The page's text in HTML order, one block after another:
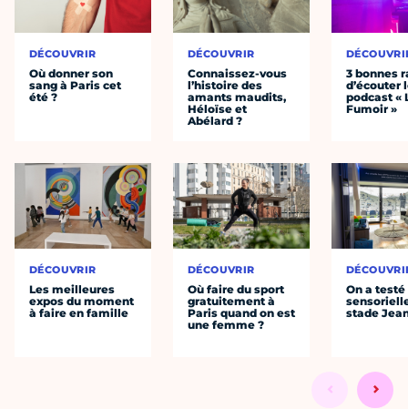
DÉCOUVRIR
Où donner son
sang à Paris cet
été ?
DÉCOUVRIR
Les meilleures
expos du moment
à faire en famille
DÉCOUVRIR
Connaissez-vous
l’histoire des
amants maudits,
Héloïse et
Abélard ?
DÉCOUVRIR
Où faire du sport
gratuitement à
Paris quand on est
une femme ?
3 bonnes
d’écouter
podcast «
Fumoir »
On a
stade